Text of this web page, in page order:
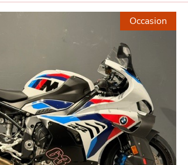
Occasion